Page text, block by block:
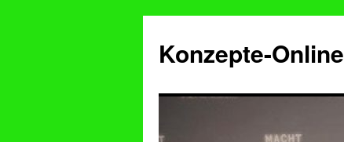
Konzepte-Online